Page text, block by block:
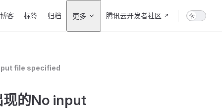
博客 标签 归档 更多 腾讯云开发者社区
file specified
的No input